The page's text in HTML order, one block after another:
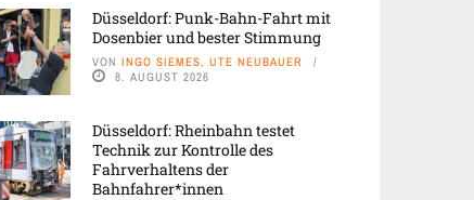
Düsseldorf: Punk-Bahn-Fahrt mit
Dosenbier und bester Stimmung
VON INGO SIEMES, UTE NEUBAUER
8. AUGUST 2026
Düsseldorf: Rheinbahn testet
Technik zur Kontrolle des
Fahrverhaltens der
Bahnfahrer*innen